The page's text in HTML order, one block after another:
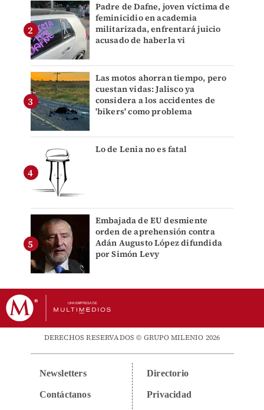
Padre de Dafne, joven víctima de
feminicidio en academia
militarizada, enfrentará juicio
acusado de haberla vi
Las motos ahorran tiempo, pero
cuestan vidas: Jalisco ya
considera a los accidentes de
'bikers' como problema
Lo de Lenia no es fatal
Embajada de EU desmiente
orden de aprehensión contra
Adán Augusto López difundida
por Simón Levy
DERECHOS RESERVADOS © GRUPO MILENIO 2026
Newsletters
Contáctanos
Directorio
Privacidad